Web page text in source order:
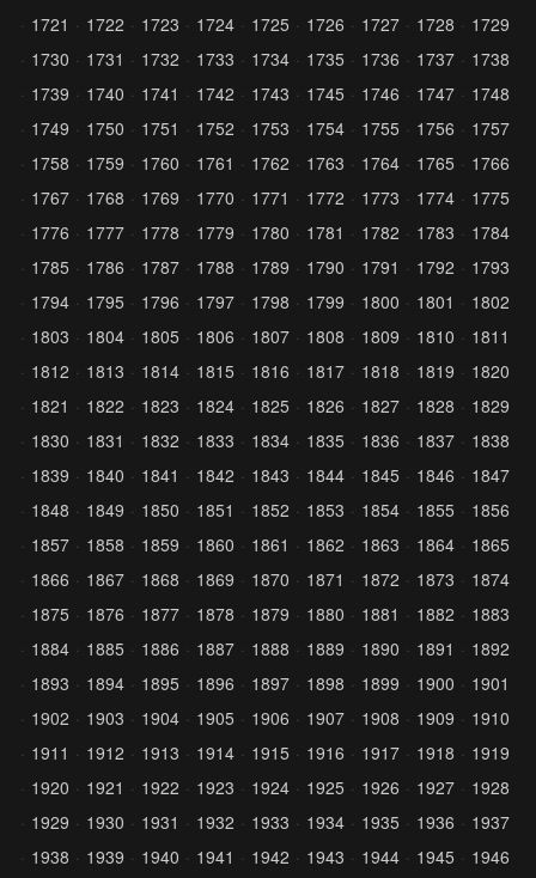
1721
1722 1723 1724 1725 1726 1727 1728
1729
1730
1731 1732 1733 1734 1735 1736 1737
1738
1739
1740 1741 1742 1743 1745 1746 1747
1748
1749
1750 1751 1752 1753 1754 1755 1756
1757
1758
1759 1760 1761 1762 1763 1764 1765
1766
1767
1768 1769 1770 1771 1772 1773 1774
1775
1776
1777 1778 1779 1780 1781 1782 1783
1784
1785
1786 1787 1788 1789 1790 1791 1792
1793
1794
1795 1796 1797 1798 1799 1800 1801
1802
1803
1804 1805 1806 1807 1808 1809 1810
1811
1812
1813 1814 1815 1816 1817 1818 1819
1820
1821
1822 1823 1824 1825 1826 1827 1828
1829
1830
1831 1832 1833 1834 1835 1836 1837
1838
1839
1840 1841 1842 1843 1844 1845 1846
1847
1848
1849 1850 1851 1852 1853 1854 1855
1856
1857
1858 1859 1860 1861 1862 1863 1864
1865
1866
1867 1868 1869 1870 1871 1872 1873
1874
1875
1876 1877 1878 1879 1880 1881 1882
1883
1884
1885 1886 1887 1888 1889 1890 1891
1892
1893
1894 1895 1896 1897 1898 1899 1900
1901
1902
1903 1904 1905 1906 1907 1908 1909
1910
1911
1912 1913 1914 1915 1916 1917 1918
1919
1920
1921 1922 1923 1924 1925 1926 1927
1928
1929
1930 1931 1932 1933 1934 1935 1936
1937
1938
1939 1940 1941 1942 1943 1944 1945
1946